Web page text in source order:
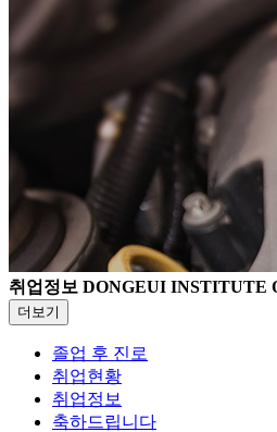
취업정보 DONGEUI INSTITUTE
더보기
졸업 후 진로
취업현황
취업정보
축하드립니다